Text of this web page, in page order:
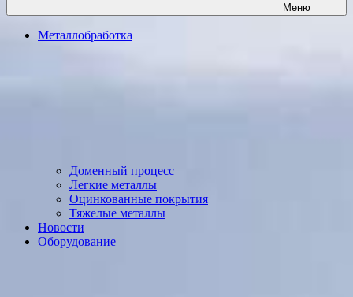
Меню
Металлобработка
Доменный процесс
Легкие металлы
Оцинкованные покрытия
Тяжелые металлы
Новости
Оборудование